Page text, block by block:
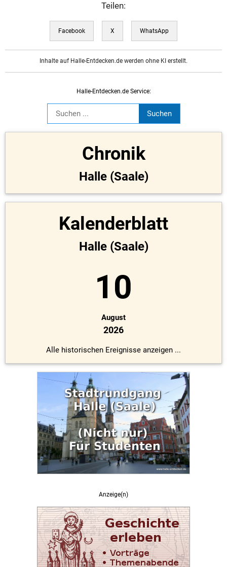
Teilen:
Facebook X WhatsApp
Inhalte auf Halle-Entdecken.de werden ohne KI erstellt.
Halle-Entdecken.de Service:
Chronik
Halle (Saale)
Kalenderblatt
Halle (Saale)
10
August
2026
Alle historischen Ereignisse anzeigen ...
Anzeige(n)